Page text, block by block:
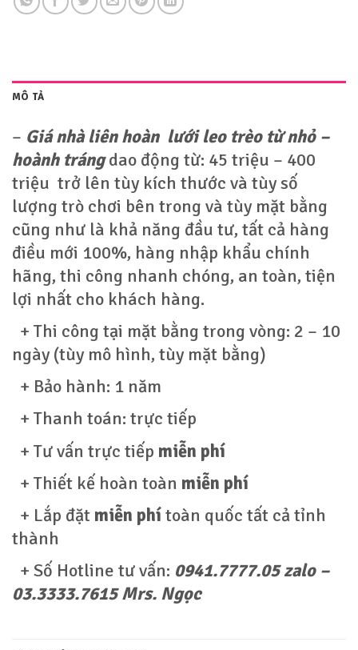
MÔ TẢ
– Giá nhà liên hoàn lưới leo trèo từ nhỏ –
hoành trángdao động từ: 45 triệu – 400
triệu trở lên tùy kích thước và tùy số
lượng trò chơi bên trong và tùy mặt bằng
cũng như là khả năng đầu tư, tất cả hàng
điều mới 100%, hàng nhập khẩu chính
hãng, thi công nhanh chóng, an toàn, tiện
lợi nhất cho khách hàng.
+ Thi công tại mặt bằng trong vòng: 2 – 10
ngày (tùy mô hình, tùy mặt bằng)
+ Bảo hành: 1 năm
+ Thanh toán: trực tiếp
+ Tư vấn trực tiếp miễn phí
+ Thiết kế hoàn toàn miễn phí
+ Lắp đặt miễn phítoàn quốc tất cả tỉnh
thành
+ Số Hotline tư vấn: 0941.7777.05 zalo –
03.3333.7615 Mrs. Ngọc